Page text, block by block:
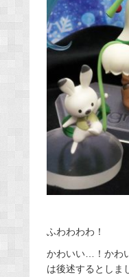
ふわわわわ！
かわいい…！かわ
は後述するとしま